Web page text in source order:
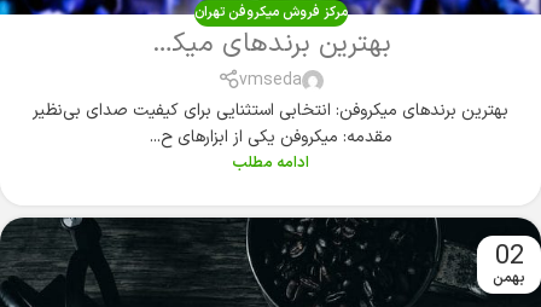
مرکز فروش میکروفن تهران
بهترین برند‌های میکروفن
vmseda
بهترین برند‌های میکروفن: انتخابی استثنایی برای کیفیت صدای بی‌نظیر
مقدمه: میکروفن یکی از ابزارهای ح...
ادامه مطلب
02
بهمن